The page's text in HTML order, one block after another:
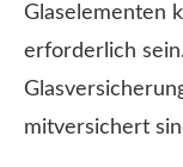
Glaselementen
erforderlich
mitversichert